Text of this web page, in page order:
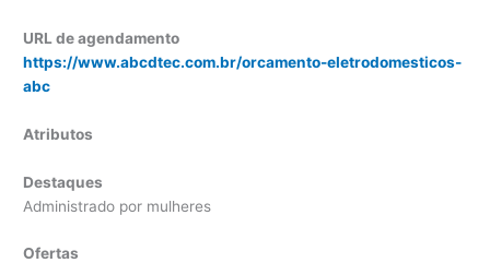
URL de agendamento
https://www.abcdtec.com.br/orcamento-eletrodomesticos-
abc
Atributos
Destaques
Administrado por mulheres
Ofertas